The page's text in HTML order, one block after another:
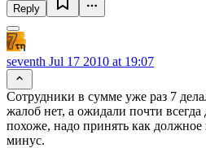
Reply
seventh Jul 17 2010 at 19:07
Сотрудники в сумме уже раз 7
жалоб нет, а ожидали почти
похоже, надо принять как
минус.